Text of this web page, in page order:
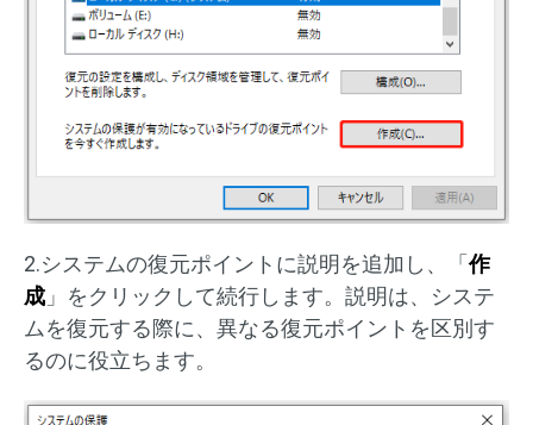
2.システムの復元ポイントに説明を追加し、「作
成 」をクリックして続行します。説明は、システ
ムを復元する際に、異なる復元ポイントを区別す
るのに役立ちます。